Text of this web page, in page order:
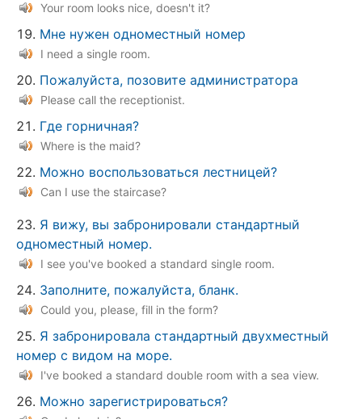
Your room looks nice, doesn't it?
Мне нужен одноместный номер
I need a single room.
Пожалуйста, позовите администратора
Please call the receptionist.
Где горничная?
Where is the maid?
Можно воспользоваться лестницей?
Can I use the staircase?
Я вижу, вы забронировали стандартный
одноместный номер.
I see you've booked a standard single room.
Заполните, пожалуйста, бланк.
Could you, please, fill in the form?
Я забронировала стандартный двухместный
номер с видом на море.
I've booked a standard double room with a sea view.
Можно зарегистрироваться?